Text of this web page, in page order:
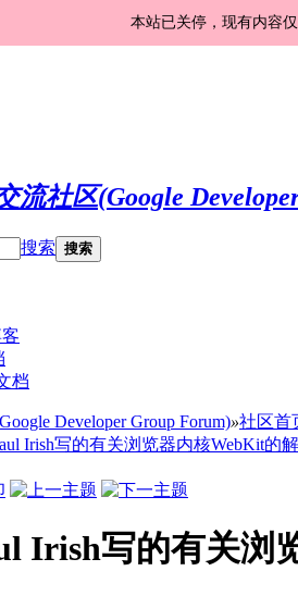
本站已关停，现有内容
搜索 搜索
档
Developer Group Forum)»社区首
Irish写的有关浏览器内核WebKit的
Irish写的有关浏